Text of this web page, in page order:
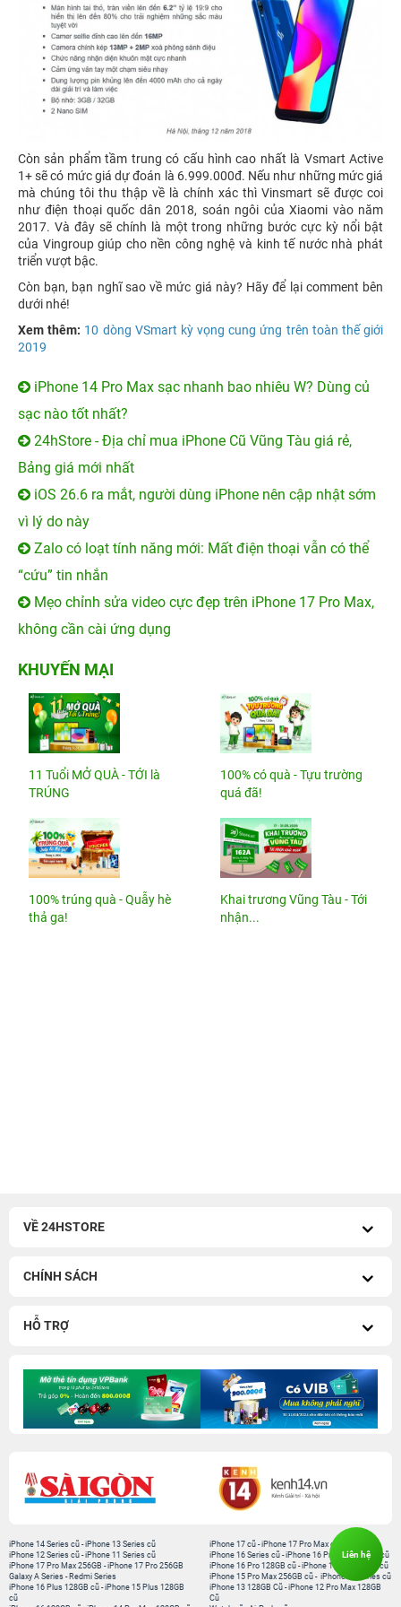
Còn sản phẩm tầm trung có cấu hình cao nhất là Vsmart Active
1+ sẽ có mức giá dự đoán là 6.999.000đ. Nếu như những mức giá
mà chúng tôi thu thập về là chính xác thì Vinsmart sẽ được coi
như điện thoại quốc dân 2018, soán ngôi của Xiaomi vào năm
2017. Và đây sẽ chính là một trong những bước cực kỳ nổi bật
của Vingroup giúp cho nền công nghệ và kinh tế nước nhà phát
triển vượt bậc.
Còn bạn, bạn nghĩ sao về mức giá này? Hãy để lại comment bên
dưới nhé!
Xem thêm: 10 dòng VSmart kỳ vọng cung ứng trên toàn thế giới
2019
iPhone 14 Pro Max sạc nhanh bao nhiêu W? Dùng củ
sạc nào tốt nhất?
24hStore - Địa chỉ mua iPhone Cũ Vũng Tàu giá rẻ,
Bảng giá mới nhất
iOS 26.6 ra mắt, người dùng iPhone nên cập nhật sớm
vì lý do này
Zalo có loạt tính năng mới: Mất điện thoại vẫn có thể
“cứu” tin nhắn
Mẹo chỉnh sửa video cực đẹp trên iPhone 17 Pro Max,
không cần cài ứng dụng
KHUYẾN MẠI
11 Tuổi MỞ QUÀ - TỚI là
TRÚNG
100% có quà - Tựu trường
quá đã!
100% trúng quà - Quẫy hè
thả ga!
Khai trương Vũng Tàu - Tới
nhận...
VỀ 24HSTORE
CHÍNH SÁCH
HỖ TRỢ
iPhone 14 Series cũ -iPhone 13 Series cũ
iPhone 12 Series cũ -iPhone 11 Series cũ
iPhone 17 Pro Max 256GB -iPhone 17 Pro 256GB
Galaxy A Series - Redmi Series
iPhone 17 cũ -iPhone 17 Pro Max cũ
iPhone 16 Series cũ - iPhone 16 Pro Max 256GB cũ
iPhone 16 Pro 128GB cũ -iPhone 15 Pro 128GB cũ
iPhone 15 Pro Max 256GB cũ - iPhone 15 Series cũ
iPhone 16 Plus 128GB cũ -iPhone 15 Plus 128GB
cũ
iPhone 13 128GB Cũ -iPhone 12 Pro Max 128GB
Cũ
Liên hệ